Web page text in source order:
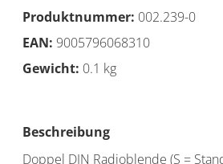
Produktnummer: 002.239-0
EAN: 9005796068310
Gewicht: 0.1 kg
Beschreibung
Doppel DIN Radioblende (S =